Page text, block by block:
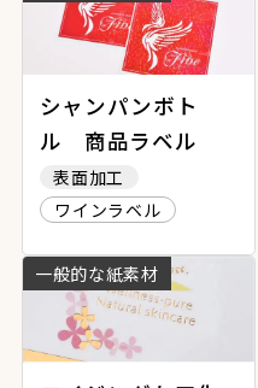
シャンパンボト
ル 商品ラベル
表面加工
ワインラベル
一般的な紙素材